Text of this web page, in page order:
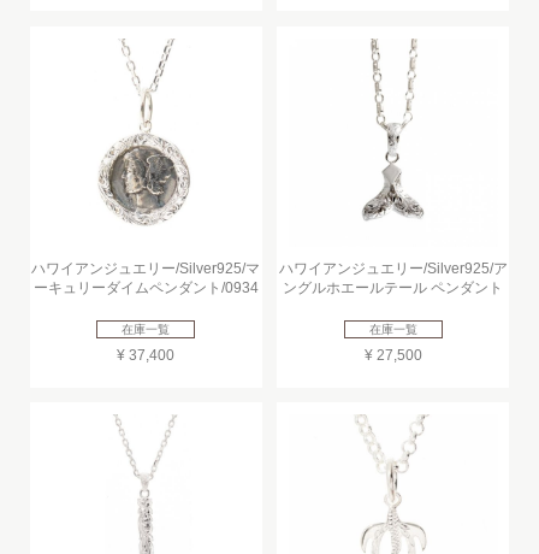
ハワイアンジュエリー/Silver925/マ
ーキュリーダイムペンダント/0934
在庫一覧
¥ 37,400
ハワイアンジュエリー/Silver925/ア
ングルホエールテール ペンダント
在庫一覧
¥ 27,500